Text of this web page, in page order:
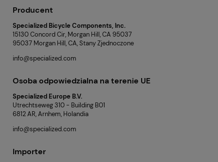
Producent
Specialized Bicycle Components, Inc.
15130 Concord Cir, Morgan Hill, CA 95037
95037 Morgan Hill, CA, Stany Zjednoczone
info@specialized.com
Osoba odpowiedzialna na terenie UE
Specialized Europe B.V.
Utrechtseweg 310 - Building B01
6812 AR, Arnhem, Holandia
info@specialized.com
Importer